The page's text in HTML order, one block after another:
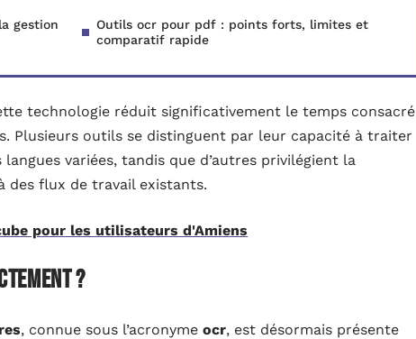
gestion
Outils ocr pour pdf : points forts, limites et
comparatif rapide
technologie réduit significativement le temps consacré
Plusieurs outils se distinguent par leur capacité à traiter
variées, tandis que d’autres privilégient la
des flux de travail existants.
pour les utilisateurs d'Amiens
?
, connue sous l’acronyme ocr, est désormais présente